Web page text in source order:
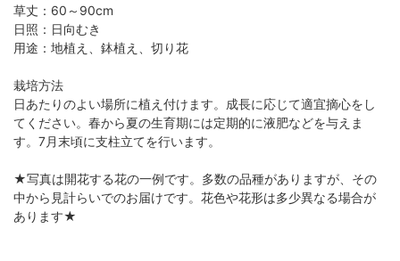
草丈：60～90cm
日照：日向むき
用途：地植え、鉢植え、切り花
栽培方法
日あたりのよい場所に植え付けます。成長に応じて適宜摘心をし
てください。春から夏の生育期には定期的に液肥などを与えま
す。7月末頃に支柱立てを行います。
★写真は開花する花の一例です。多数の品種がありますが、その
中から見計らいでのお届けです。花色や花形は多少異なる場合が
あります★